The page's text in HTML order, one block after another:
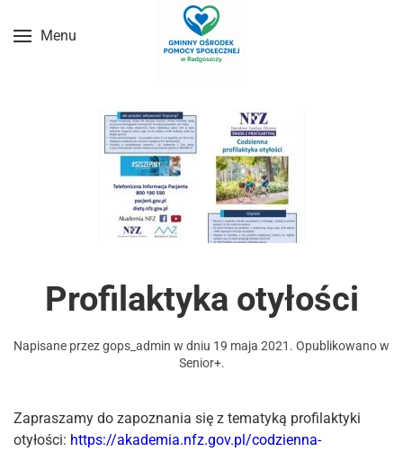
Przejdź do treści głównej
Menu
Profilaktyka otyłości
Napisane przezgops_admin w dniu 19 maja 2021 . Opublikowano w
Senior+.
Zapraszamy do zapoznania się z tematyką profilaktyki
otyłości: https://akademia.nfz.gov.pl/codzienna-